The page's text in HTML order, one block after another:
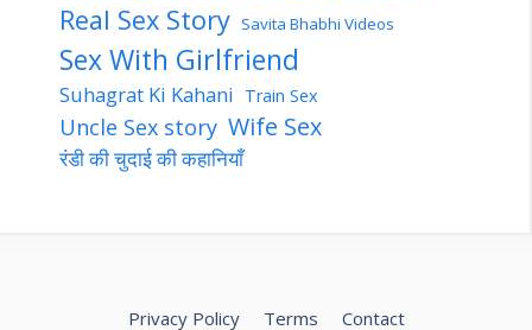
Real Sex Story Savita Bhabhi Videos
Sex With Girlfriend
Suhagrat Ki Kahani Train Sex
Uncle Sex story Wife Sex
रंडी की चुदाई की कहानियाँ
Privacy Policy Terms Contact